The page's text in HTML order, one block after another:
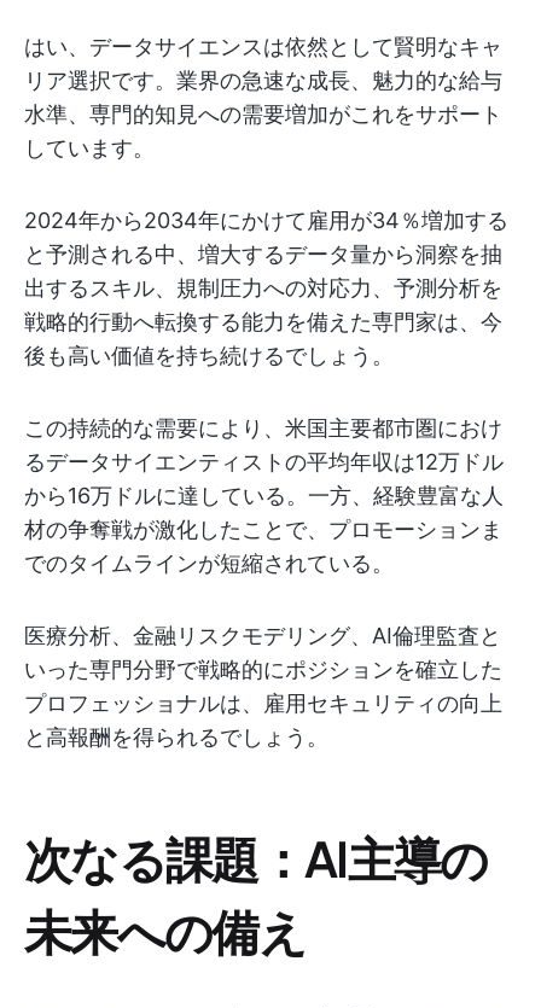
はい、データサイエンスは依然として賢明なキャ
リア選択です。業界の急速な成長、魅力的な給与
水準、専門的知見への需要増加がこれをサポート
しています。
2024年から2034年にかけて雇用が34％増加する
と予測される中、増大するデータ量から洞察を抽
出するスキル、規制圧力への対応力、予測分析を
戦略的行動へ転換する能力を備えた専門家は、今
後も高い価値を持ち続けるでしょう。
この持続的な需要により、米国主要都市圏におけ
るデータサイエンティストの平均年収は12万ドル
から16万ドルに達している。一方、経験豊富な人
材の争奪戦が激化したことで、プロモーションま
でのタイムラインが短縮されている。
医療分析、金融リスクモデリング、AI倫理監査と
いった専門分野で戦略的にポジションを確立した
プロフェッショナルは、雇用セキュリティの向上
と高報酬を得られるでしょう。
次なる課題：AI主導の
未来への備え